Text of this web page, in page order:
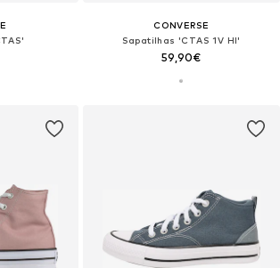
CONVERSE
Sapatilhas 'CTAS 1V HI'
59,90€